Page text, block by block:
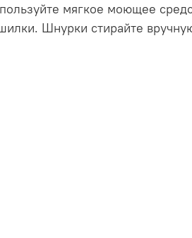
мягкое моющее
Шнурки стирайте